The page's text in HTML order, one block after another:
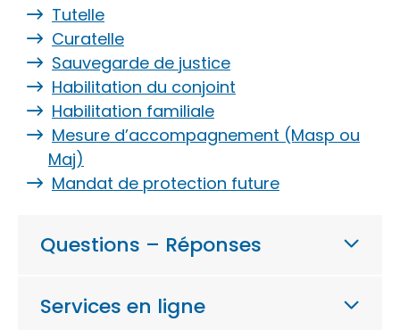
Tutelle
Curatelle
Sauvegarde de justice
Habilitation du conjoint
Habilitation familiale
Mesure d’accompagnement (Masp ou
Maj)
Mandat de protection future
Questions – Réponses
Services en ligne